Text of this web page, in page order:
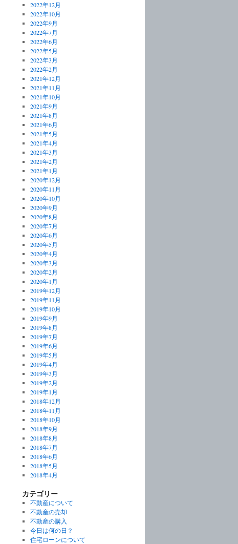
2022年12月
2022年10月
2022年9月
2022年7月
2022年6月
2022年5月
2022年3月
2022年2月
2021年12月
2021年11月
2021年10月
2021年9月
2021年8月
2021年6月
2021年5月
2021年4月
2021年3月
2021年2月
2021年1月
2020年12月
2020年11月
2020年10月
2020年9月
2020年8月
2020年7月
2020年6月
2020年5月
2020年4月
2020年3月
2020年2月
2020年1月
2019年12月
2019年11月
2019年10月
2019年9月
2019年8月
2019年7月
2019年6月
2019年5月
2019年4月
2019年3月
2019年2月
2019年1月
2018年12月
2018年11月
2018年10月
2018年9月
2018年8月
2018年7月
2018年6月
2018年5月
2018年4月
カテゴリー
不動産について
不動産の売却
不動産の購入
今日は何の日？
住宅ローンについて